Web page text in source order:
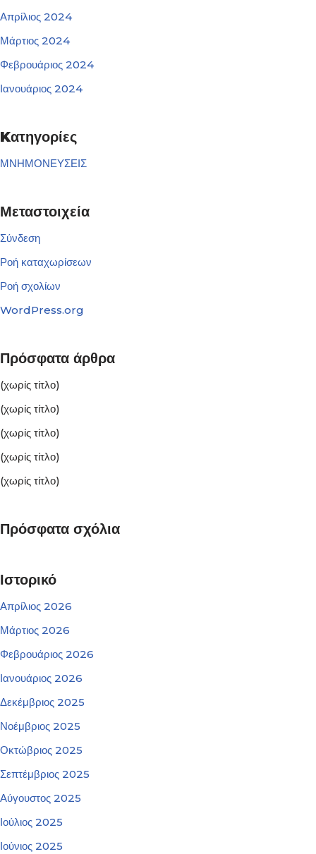
Απρίλιος 2024
Μάρτιος 2024
Φεβρουάριος 2024
Ιανουάριος 2024
Kατηγορίες
ΜΝΗΜΟΝΕΥΣΕΙΣ
Μεταστοιχεία
Σύνδεση
Ροή καταχωρίσεων
Ροή σχολίων
WordPress.org
Πρόσφατα άρθρα
(χωρίς τίτλο)
(χωρίς τίτλο)
(χωρίς τίτλο)
(χωρίς τίτλο)
(χωρίς τίτλο)
Πρόσφατα σχόλια
Ιστορικό
Απρίλιος 2026
Μάρτιος 2026
Φεβρουάριος 2026
Ιανουάριος 2026
Δεκέμβριος 2025
Νοέμβριος 2025
Οκτώβριος 2025
Σεπτέμβριος 2025
Αύγουστος 2025
Ιούλιος 2025
Ιούνιος 2025